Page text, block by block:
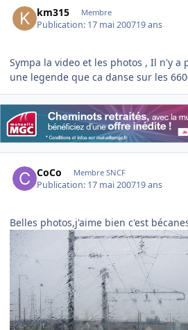
km315 Membre
Publication: 17 mai 200719 ans
Sympa la video et les photos , Il n'y a
une legende que ca danse sur les
CoCo Membre SNCF
Publication: 17 mai 200719 ans
Belles photos,j'aime bien c'est